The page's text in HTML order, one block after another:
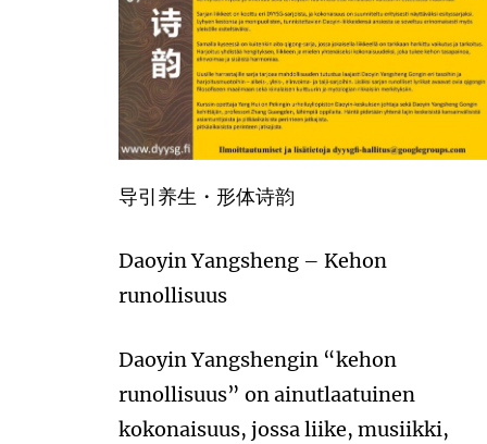
导引养生・形体诗韵
Daoyin Yangsheng – Kehon
runollisuus
Daoyin Yangshengin “kehon
runollisuus” on ainutlaatuinen
kokonaisuus, jossa liike, musiikki,